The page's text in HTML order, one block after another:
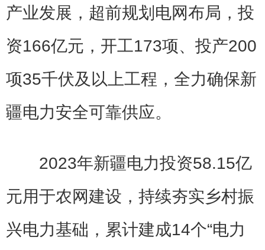
产业发展，超前规划电网布局，投
资166亿元，开工173项、投产200
项35千伏及以上工程，全力确保新
疆电力安全可靠供应。
2023年新疆电力投资58.15亿
元用于农网建设，持续夯实乡村振
兴电力基础，累计建成14个“电力